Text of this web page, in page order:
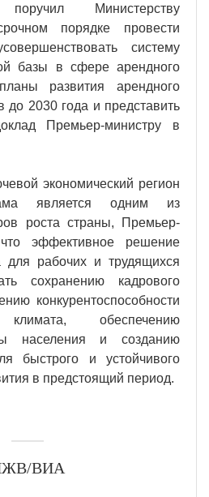
поручил Министерству
порядке провести
систему
базы в сфере арендного
развития арендного
до 2030 года и представить
Премьер-министру в
экономический регион
является одним из
роста страны, Премьер-
эффективное решение
для рабочих и трудящихся
сохранению кадрового
конкурентоспособности
климата, обеспечению
населения и созданию
быстрого и устойчивого
в предстоящий период.
ВИА